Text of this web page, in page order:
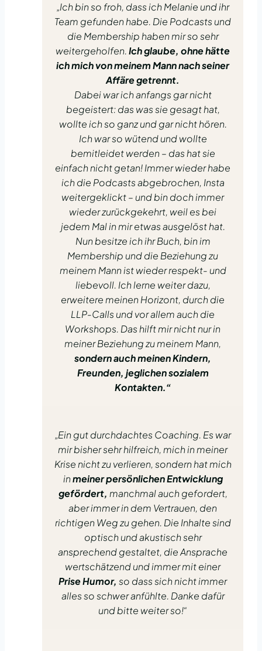
„Ich bin so froh, dass ich Melanie und ihr
Team gefunden habe. Die Podcasts und
die Membership haben mir so sehr
weitergeholfen.Ich glaube, ohne hätte
ich mich von meinem Mann nach seiner
Affäre getrennt.
Dabei war ich anfangs gar nicht
begeistert: das was sie gesagt hat,
wollte ich so ganz und gar nicht hören.
Ich war so wütend und wollte
bemitleidet werden – das hat sie
einfach nicht getan! Immer wieder habe
ich die Podcasts abgebrochen, Insta
weitergeklickt – und bin doch immer
wieder zurückgekehrt, weil es bei
jedem Mal in mir etwas ausgelöst hat.
Nun besitze ich ihr Buch, bin im
Membership und die Beziehung zu
meinem Mann ist wieder respekt- und
liebevoll. Ich lerne weiter dazu,
erweitere meinen Horizont, durch die
LLP-Calls und vor allem auch die
Workshops. Das hilft mir nicht nur in
meiner Beziehung zu meinem Mann,
sondern auch meinen Kindern,
Freunden, jeglichen sozialem
Kontakten.“
„Ein gut durchdachtes Coaching. Es war
mir bisher sehr hilfreich, mich in meiner
Krise nicht zu verlieren, sondern hat mich
inmeiner persönlichen Entwicklung
gefördert, manchmal auch gefordert,
aber immer in dem Vertrauen, den
richtigen Weg zu gehen. Die Inhalte sind
optisch und akustisch sehr
ansprechend gestaltet, die Ansprache
wertschätzend und immer mit einer
Prise Humor, so dass sich nicht immer
alles so schwer anfühlte. Danke dafür
und bitte weiter so!“